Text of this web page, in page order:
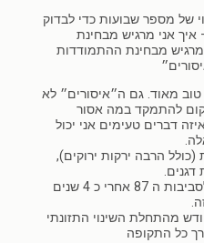
של מספר שבועות כדי לבדוק
איך אני מרגיש מבחינת
מרגיש מבחינת ההתמודדות
מאוד. גם ה״איסורים״ לא
להתמקד במה אסור
דברים טעימים אני יכול
(כולל הרבה ירקות ירוקים),
דגנים.
בדיקת דם? ירדתי לסביבות ה 87 אחרי כ 4 שנים
מהתחלת השינוי התזונתי
כל התקופה